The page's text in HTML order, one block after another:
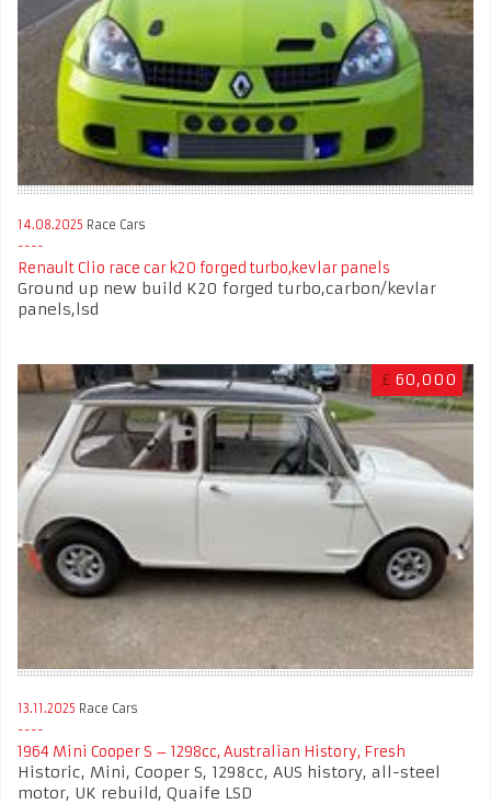
14.08.2025 Race Cars
Renault Clio race car k20 forged turbo,kevlar panels
Ground up new build K20 forged turbo,carbon/kevlar
panels,lsd
£ 60,000
13.11.2025 Race Cars
1964 Mini Cooper S – 1298cc, Australian History, Fresh
Historic, Mini, Cooper S, 1298cc, AUS history, all-steel
motor, UK rebuild, Quaife LSD